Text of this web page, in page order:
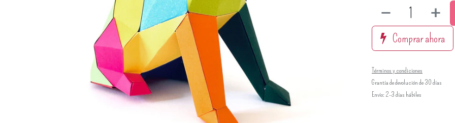
Comprar ahora
Términos y condiciones
Grantía de devolución de 30 días
Envío: 2-3 días hábiles